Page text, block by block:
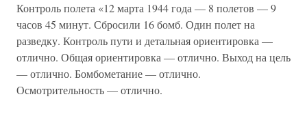
Контроль полета «12 марта 1944 года — 8 полетов — 9
часов 45 минут. Сбросили 16 бомб. Один полет на
разведку. Контроль пути и детальная ориентировка —
отлично. Общая ориентировка — отлично. Выход на цель
— отлично. Бомбометание — отлично.
Осмотрительность — отлично.